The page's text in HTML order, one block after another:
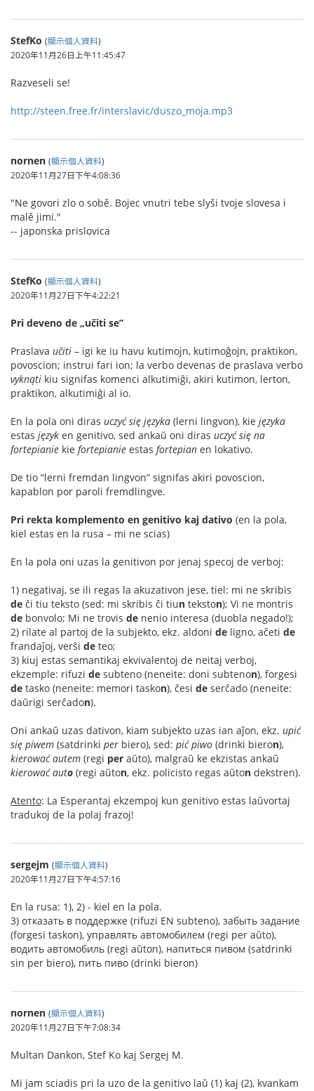
StefKo (顯示個人資料)
2020年11月26日上午11:45:47
Razveseli se!
http://steen.free.fr/interslavic/duszo_moja.mp3
nornen (顯示個人資料)
2020年11月27日下午4:08:36
"Ne govori zlo o sobě. Bojec vnutri tebe slyši tvoje slovesa i
malě jimi."
-- japonska prislovica
StefKo (顯示個人資料)
2020年11月27日下午4:22:21
Pri deveno de „učiti se”
Praslava učiti – igi ke iu havu kutimojn, kutimoĝojn, praktikon,
povoscion; instrui fari ion; la verbo devenas de praslava verbo
vyknąti kiu signifas komenci alkutimiĝi, akiri kutimon, lerton,
praktikon, alkutimiĝi al io.
En la pola oni diras uczyć się języka (lerni lingvon), kie języka
estas język en genitivo, sed ankaŭ oni diras uczyć się na
fortepianie kie fortepianie estas fortepian en lokativo.
De tio “lerni fremdan lingvon” signifas akiri povoscion,
kapablon por paroli fremdlingve.
Pri rekta komplemento en genitivo kaj dativo (en la pola,
kiel estas en la rusa – mi ne scias)
En la pola oni uzas la genitivon por jenaj specoj de verboj:
1) negativaj, se ili regas la akuzativon jese, tiel: mi ne skribis
de ĉi tiu teksto (sed: mi skribis ĉi tiun tekston); Vi ne montris
de bonvolo; Mi ne trovis de nenio interesa (duobla negado!);
2) rilate al partoj de la subjekto, ekz. aldoni de ligno, aĉeti de
frandaĵoj, verŝi de teo;
3) kiuj estas semantikaj ekvivalentoj de neitaj verboj,
ekzemple: rifuzi de subteno (neneite: doni subtenon), forgesi
de tasko (neneite: memori taskon), ĉesi de serĉado (neneite:
daŭrigi serĉadon).
Oni ankaŭ uzas dativon, kiam subjekto uzas ian aĵon, ekz. upić
się piwem (satdrinki per biero), sed: pić piwo (drinki bieron),
kierować autem (regi per aŭto), malgraŭ ke ekzistas ankaŭ
kierować auto (regi aŭton, ekz. policisto regas aŭton dekstren).
Atento: La Esperantaj ekzempoj kun genitivo estas laŭvortaj
tradukoj de la polaj frazoj!
sergejm (顯示個人資料)
2020年11月27日下午4:57:16
En la rusa: 1), 2) - kiel en la pola.
3) отказать в поддержке (rifuzi EN subteno), забыть задание
(forgesi taskon), управлять автомобилем (regi per aŭto),
водить автомобиль (regi aŭton), напиться пивом (satdrinki
sin per biero), пить пиво (drinki bieron)
nornen (顯示個人資料)
2020年11月27日下午7:08:34
Multan Dankon, Stef Ko kaj Sergej M.
Mi jam sciadis pri la uzo de la genitivo laŭ (1) kaj (2), kvankam